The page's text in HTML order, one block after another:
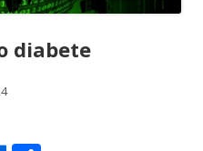
diabete